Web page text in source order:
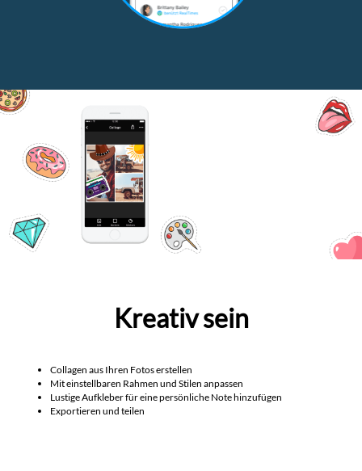
Kreativ sein
Collagen aus Ihren Fotos erstellen
Mit einstellbaren Rahmen und Stilen anpassen
Lustige Aufkleber für eine persönliche Note hinzufügen